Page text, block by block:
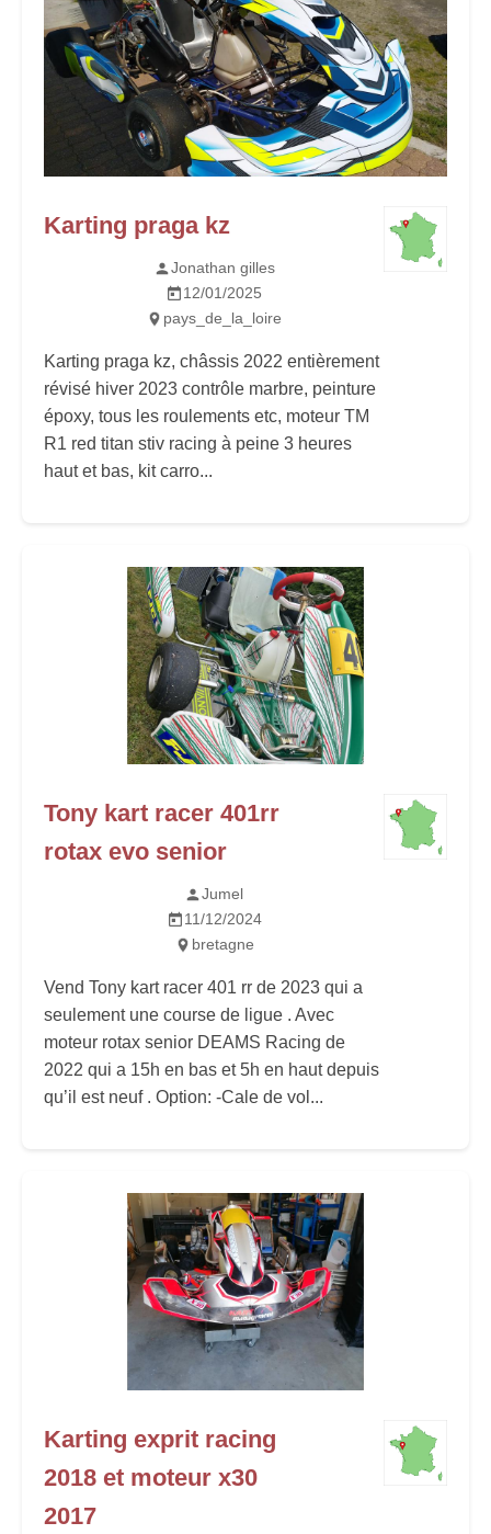
Karting praga kz
Jonathan gilles
12/01/2025
pays_de_la_loire
Karting praga kz, châssis 2022 entièrement
révisé hiver 2023 contrôle marbre, peinture
époxy, tous les roulements etc, moteur TM
R1 red titan stiv racing à peine 3 heures
haut et bas, kit carro...
Tony kart racer 401rr
rotax evo senior
Jumel
11/12/2024
bretagne
Vend Tony kart racer 401 rr de 2023 qui a
seulement une course de ligue . Avec
moteur rotax senior DEAMS Racing de
2022 qui a 15h en bas et 5h en haut depuis
qu’il est neuf . Option: -Cale de vol...
Karting exprit racing
2018 et moteur x30
2017